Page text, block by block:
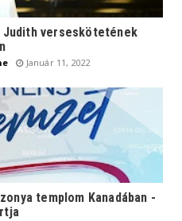
Judith verseskötetének
Január 11, 2022
templom Kanadában -